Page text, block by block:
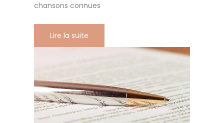
chansons connues
Lire la suite